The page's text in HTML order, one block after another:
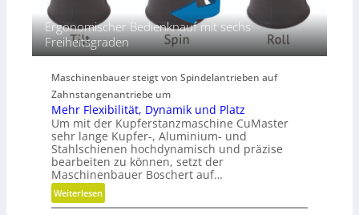
n
s
o
n
e
n
Ergonomischer Bedienknauf mit sechs
Freiheitsgraden
Maschinenbauer steigt von Spindelantrieben auf
Zahnstangenantriebe um
Mehr Flexibilität, Dynamik und Platz
Um mit der Kupferstanzmaschine CuMaster
sehr lange Kupfer-, Aluminium- und
Stahlschienen hochdynamisch und präzise
bearbeiten zu können, setzt der
Maschinenbauer Boschert auf…
Weiterlesen:
M